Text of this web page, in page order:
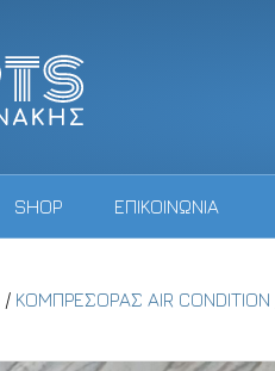
SHOP ΕΠΙΚΟΙΝΩΝΙΑ
/ ΚΟΜΠΡΕΣΟΡΑΣ AIR CONDITION